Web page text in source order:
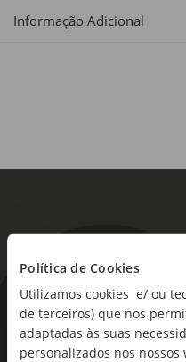
Política de Cookies
Utilizamos cookies e/ ou
de terceiros) que nos
adaptadas às suas
personalizados nos
Informação Adicional
As novidades
seu e-mail!